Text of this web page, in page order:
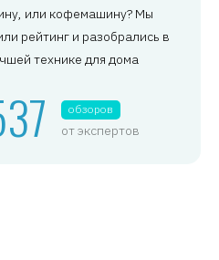
или кофемашину? Мы
рейтинг и разобрались в
технике для дома
обзоров
от экспертов